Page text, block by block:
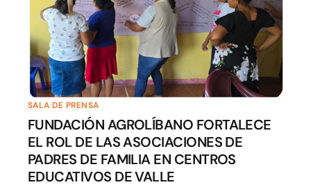
SALA DE PRENSA
FUNDACIÓN AGROLÍBANO FORTALECE
EL ROL DE LAS ASOCIACIONES DE
PADRES DE FAMILIA EN CENTROS
EDUCATIVOS DE VALLE